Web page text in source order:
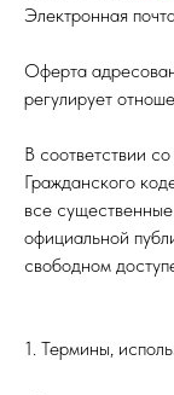
Электронная
Оферта
регулирует
В соответствии
Гражданского
все существенные
официальной
свободном
1. Термины,